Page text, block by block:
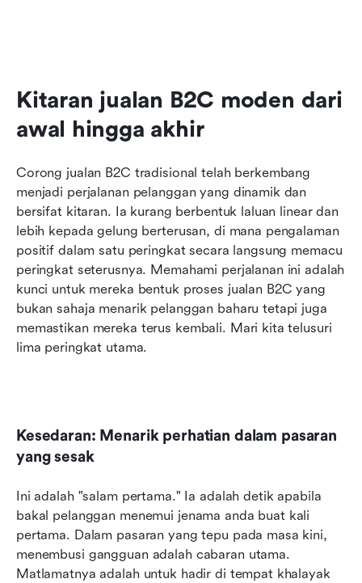
Kitaran jualan B2C moden dari
awal hingga akhir
Corong jualan B2C tradisional telah berkembang
menjadi perjalanan pelanggan yang dinamik dan
bersifat kitaran. Ia kurang berbentuk laluan linear dan
lebih kepada gelung berterusan, di mana pengalaman
positif dalam satu peringkat secara langsung memacu
peringkat seterusnya. Memahami perjalanan ini adalah
kunci untuk mereka bentuk proses jualan B2C yang
bukan sahaja menarik pelanggan baharu tetapi juga
memastikan mereka terus kembali. Mari kita telusuri
lima peringkat utama.
Kesedaran: Menarik perhatian dalam pasaran
yang sesak
Ini adalah "salam pertama." Ia adalah detik apabila
bakal pelanggan menemui jenama anda buat kali
pertama. Dalam pasaran yang tepu pada masa kini,
menembusi gangguan adalah cabaran utama.
Matlamatnya adalah untuk hadir di tempat khalayak